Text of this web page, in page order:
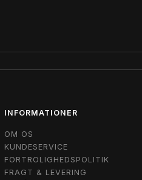
INFORMATIONER
OM OS
KUNDESERVICE
FORTROLIGHEDSPOLITIK
FRAGT & LEVERING